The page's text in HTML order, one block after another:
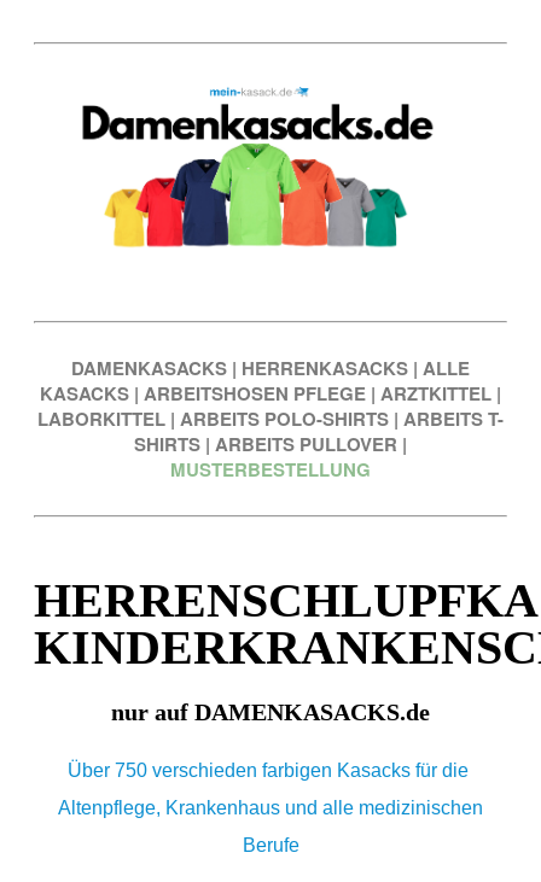
DAMENKASACKS | HERRENKASACKS | ALLE
KASACKS | ARBEITSHOSEN PFLEGE | ARZTKITTEL |
LABORKITTEL | ARBEITS POLO-SHIRTS | ARBEITS T-
SHIRTS | ARBEITS PULLOVER |
MUSTERBESTELLUNG
nur auf DAMENKASACKS.de
Über 750 verschieden farbigen Kasacks für die
Altenpflege, Krankenhaus und alle medizinischen
Berufe